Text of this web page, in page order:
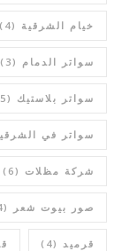
خيام الشرقية (4)
سواتر الدمام (3)
سواتر بلاستيك (5)
سواتر في
شركة مظلات (6)
صور بيوت شعر (4)
قرميد (4)